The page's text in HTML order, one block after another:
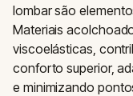
lombar são
Materiais
viscoelásticas,
conforto superior,
e minimizando